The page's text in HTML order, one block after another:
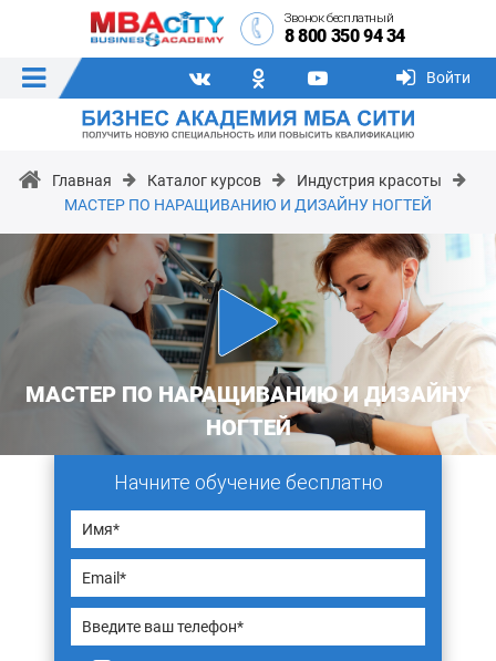
Звонок бесплатный
8 800 350 94 34
Войти
Главная Каталог курсов
Индустрия красоты
МАСТЕР ПО НАРАЩИВАНИЮ И ДИЗАЙНУ НОГТЕЙ
МАСТЕР ПО НАРАЩИВАНИЮ И ДИЗАЙНУ
НОГТЕЙ
Начните обучение бесплатно